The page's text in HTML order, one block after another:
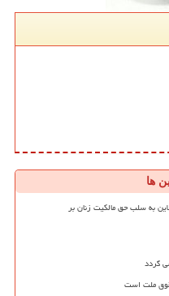
ها
به سلب حق مالکیت زنان بر
گردد
ملت است